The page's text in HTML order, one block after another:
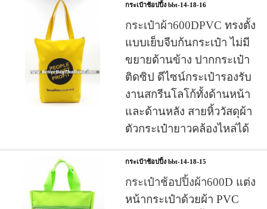
กระเป๋าช้อปปิ้ง bbt-14-18-16
กระเป๋าผ้า600DPVC ทรงตั้ง
แบบเย็บจีบก้นกระเป๋า ไม่มี
ขยายด้านข้าง ปากกระเป๋า
ติดซิป ดีไซน์กระเป๋ารองรับ
งานสกรีนโลโก้ทั้งด้านหน้า
และด้านหลัง สายหิ้ววัสดุผ้า
ตัวกระเป๋ายาวคล้องไหล่ได้
กระเป๋าช้อปปิ้ง bbt-14-18-15
กระเป๋าช้อปปิ้งผ้า600D แต่ง
หน้ากระเป๋าด้วยผ้า PVC